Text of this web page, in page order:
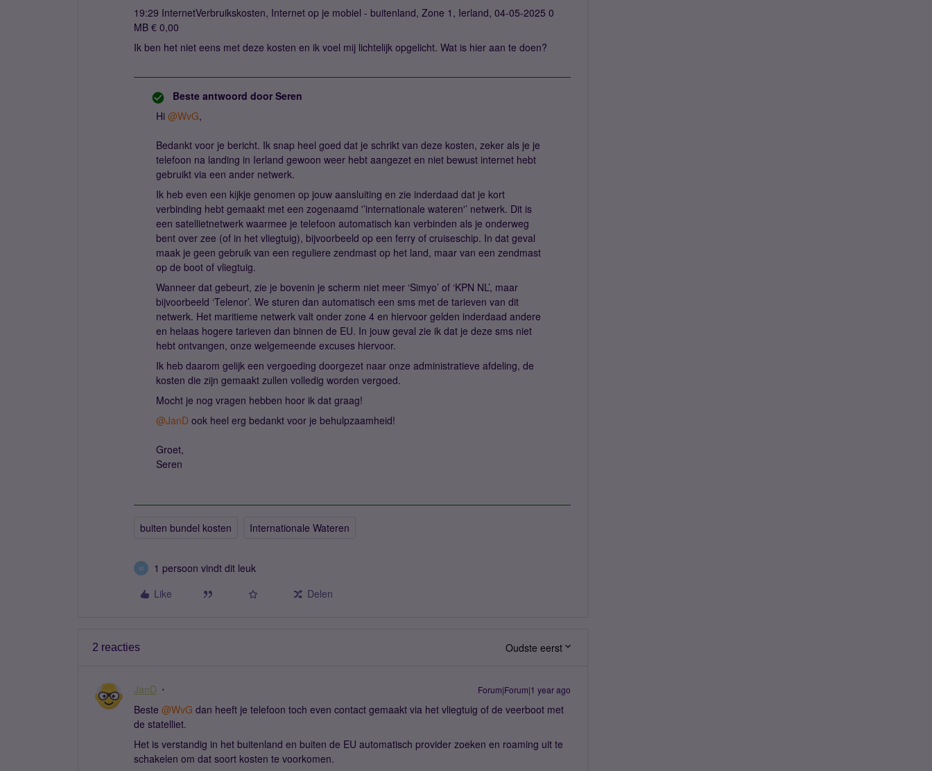
19:29 InternetVerbruikskosten, Internet op je mobiel - buitenland, Zone 1, Ierland, 04-05-2025 0
MB € 0,00
Ik ben het niet eens met deze kosten en ik voel mij lichtelijk opgelicht. Wat is hier aan te doen?
Beste antwoord door Seren
Hi ​ @WvG,
Bedankt voor je bericht. Ik snap heel goed dat je schrikt van deze kosten, zeker als je je
telefoon na landing in Ierland gewoon weer hebt aangezet en niet bewust internet hebt
gebruikt via een ander netwerk.
Ik heb even een kijkje genomen op jouw aansluiting en zie inderdaad dat je kort
verbinding hebt gemaakt met een zogenaamd '’internationale wateren'’ netwerk. Dit is
een satellietnetwerk waarmee je telefoon automatisch kan verbinden als je onderweg
bent over zee (of in het vliegtuig), bijvoorbeeld op een ferry of cruiseschip. In dat geval
maak je geen gebruik van een reguliere zendmast op het land, maar van een zendmast
op de boot of vliegtuig.
Wanneer dat gebeurt, zie je bovenin je scherm niet meer ‘Simyo’ of ‘KPN NL’, maar
bijvoorbeeld ‘Telenor’. We sturen dan automatisch een sms met de tarieven van dit
netwerk. Het maritieme netwerk valt onder zone 4 en hiervoor gelden inderdaad andere
en helaas hogere tarieven dan binnen de EU. In jouw geval zie ik dat je deze sms niet
hebt ontvangen, onze welgemeende excuses hiervoor.
Ik heb daarom gelijk een vergoeding doorgezet naar onze administratieve afdeling, de
kosten die zijn gemaakt zullen volledig worden vergoed.
Mocht je nog vragen hebben hoor ik dat graag!
@JanD ook heel erg bedankt voor je behulpzaamheid!
Groet,
Seren
buiten bundel kosten Internationale Wateren
W
1 persoon vindt dit leuk
Like
Delen
2 reacties Oudste eerst
JanD Forum|Forum|1 year ago
Beste ​ @WvG dan heeft je telefoon toch even contact gemaakt via het vliegtuig of de veerboot met
de statelliet.
Het is verstandig in het buitenland en buiten de EU automatisch provider zoeken en roaming uit te
schakelen om dat soort kosten te voorkomen.